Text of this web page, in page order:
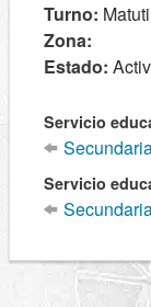
Turno:
Zona:
Estado:
Servicio
Servicio